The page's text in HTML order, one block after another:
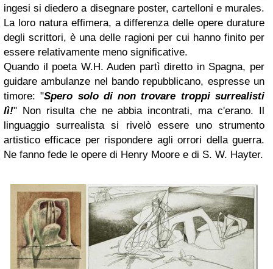
ingesi si diedero a disegnare poster, cartelloni e murales.
La loro natura effimera, a differenza delle opere durature
degli scrittori, è una delle ragioni per cui hanno finito per
essere relativamente meno significative.
Quando il poeta W.H. Auden partì diretto in Spagna, per
guidare ambulanze nel bando repubblicano, espresse un
timore: "Spero solo di non trovare troppi surrealisti
lì!" Non risulta che ne abbia incontrati, ma c'erano. Il
linguaggio surrealista si rivelò essere uno strumento
artistico efficace per rispondere agli orrori della guerra.
Ne fanno fede le opere di Henry Moore e di S. W. Hayter.